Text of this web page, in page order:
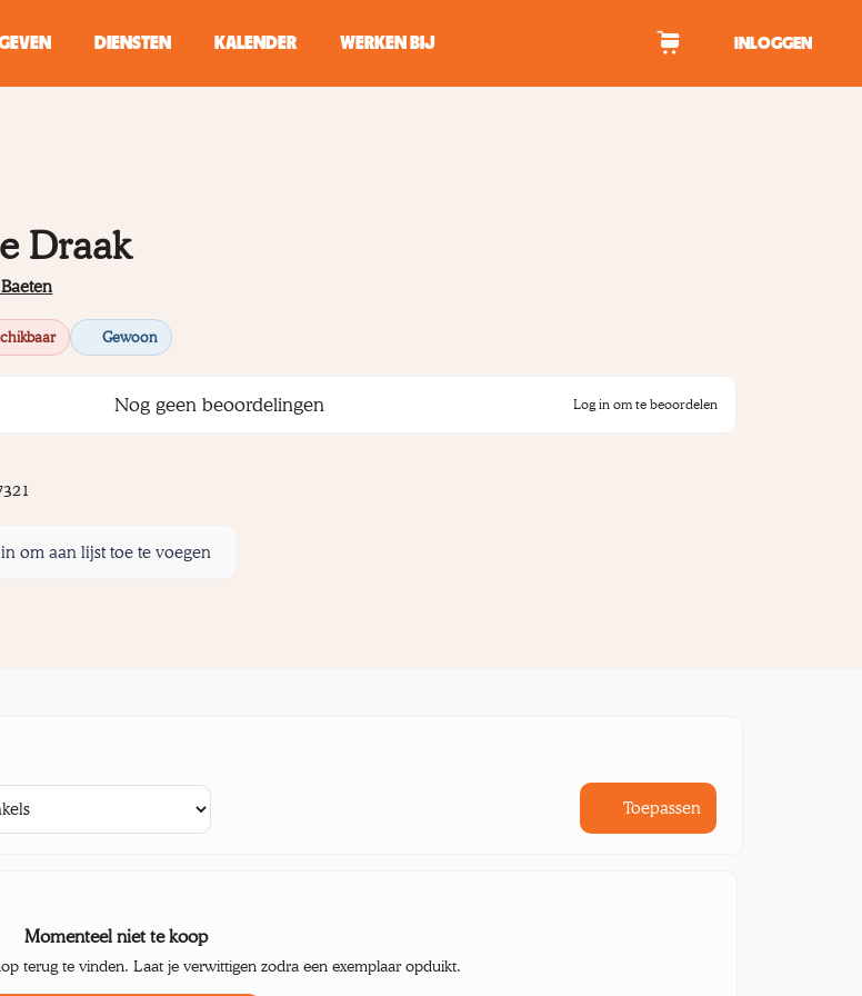
DIENSTEN KALENDER WERKEN BIJ INLOGGEN
Draak
Gewoon
Nog geen beoordelingen Log in om te beoordelen
om aan lijst toe te voegen
Toepassen
Momenteel niet te koop
terug te vinden. Laat je verwittigen zodra een exemplaar opduikt.